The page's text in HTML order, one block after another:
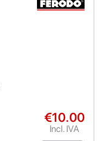
€10.00
Incl. IVA